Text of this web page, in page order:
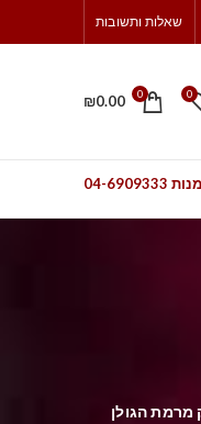
שאלות ותשובות
0
0
₪0.00
6909333
מרמת הגולן